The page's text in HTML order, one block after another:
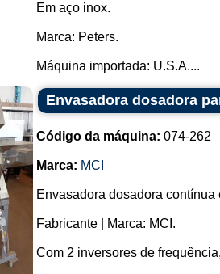
Em aço inox.
Marca: Peters.
Máquina importada: U.S.A....
Envasadora dosadora
Código da máquina: 074-262
Marca: MCI
Envasadora dosadora
Fabricante | Marca: MCI.
Com 2 inversores de